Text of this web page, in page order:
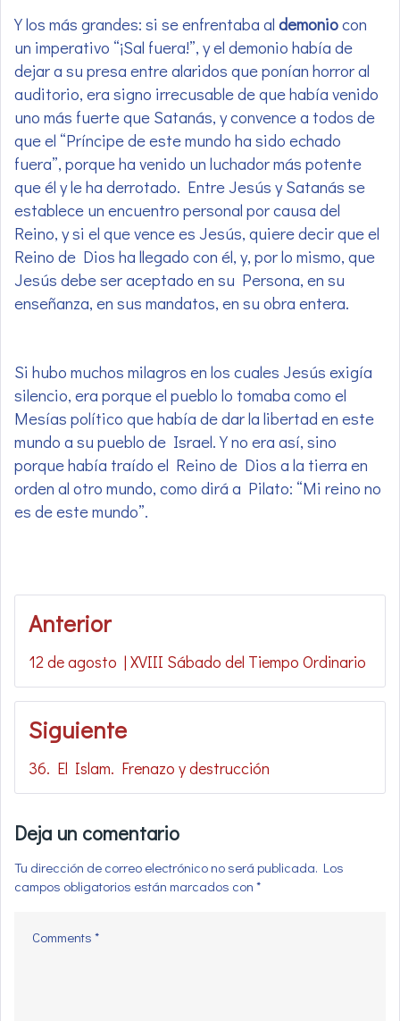
Y los más grandes: si se enfrentaba al demoniocon
un imperativo “¡Sal fuera!”, y el demonio había de
dejar a su presa entre alaridos que ponían horror al
auditorio, era signo irrecusable de que había venido
uno más fuerte que Satanás, y convence a todos de
que el “Príncipe de este mundo ha sido echado
fuera”, porque ha venido un luchador más potente
que él y le ha derrotado. Entre Jesús y Satanás se
establece un encuentro personal por causa del
Reino, y si el que vence es Jesús, quiere decir que el
Reino de Dios ha llegado con él, y, por lo mismo, que
Jesús debe ser aceptado en su Persona, en su
enseñanza, en sus mandatos, en su obra entera.
Si hubo muchos milagros en los cuales Jesús exigía
silencio, era porque el pueblo lo tomaba como el
Mesías político que había de dar la libertad en este
mundo a su pueblo de Israel. Y no era así, sino
porque había traído el Reino de Dios a la tierra en
orden al otro mundo, como dirá a Pilato: “Mi reino no
es de este mundo”.
Navegación
de
entradas
Anterior
12 de agosto | XVIII Sábado del Tiempo Ordinario
Siguiente
36. El Islam. Frenazo y destrucción
Deja un comentario
Tu dirección de correo electrónico no será publicada. Los
campos obligatorios están marcados con *